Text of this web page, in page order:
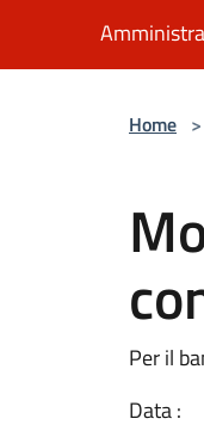
Home >
Per il
Data :